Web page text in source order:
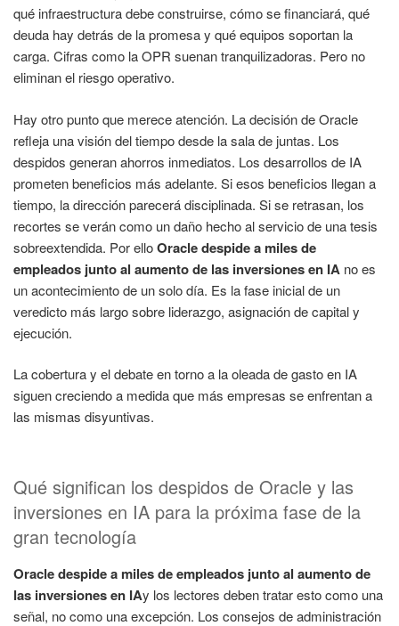
qué infraestructura debe construirse, cómo se financiará, qué
deuda hay detrás de la promesa y qué equipos soportan la
carga. Cifras como la OPR suenan tranquilizadoras. Pero no
eliminan el riesgo operativo.
Hay otro punto que merece atención. La decisión de Oracle
refleja una visión del tiempo desde la sala de juntas. Los
despidos generan ahorros inmediatos. Los desarrollos de IA
prometen beneficios más adelante. Si esos beneficios llegan a
tiempo, la dirección parecerá disciplinada. Si se retrasan, los
recortes se verán como un daño hecho al servicio de una tesis
sobreextendida. Por elloOracle despide a miles de
empleados junto al aumento de las inversiones en IA no es
un acontecimiento de un solo día. Es la fase inicial de un
veredicto más largo sobre liderazgo, asignación de capital y
ejecución.
La cobertura y el debate en torno a la oleada de gasto en IA
siguen creciendo a medida que más empresas se enfrentan a
las mismas disyuntivas.
Qué significan los despidos de Oracle y las
inversiones en IA para la próxima fase de la
gran tecnología
Oracle despide a miles de empleados junto al aumento de
las inversiones en IAy los lectores deben tratar esto como una
señal, no como una excepción. Los consejos de administración